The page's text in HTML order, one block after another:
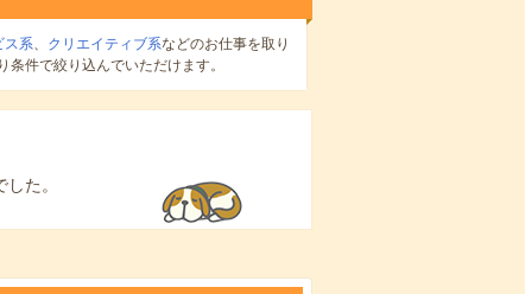
ス系、 クリエイティブ系などのお仕事を取り
条件で絞り込んでいただけます。
た。